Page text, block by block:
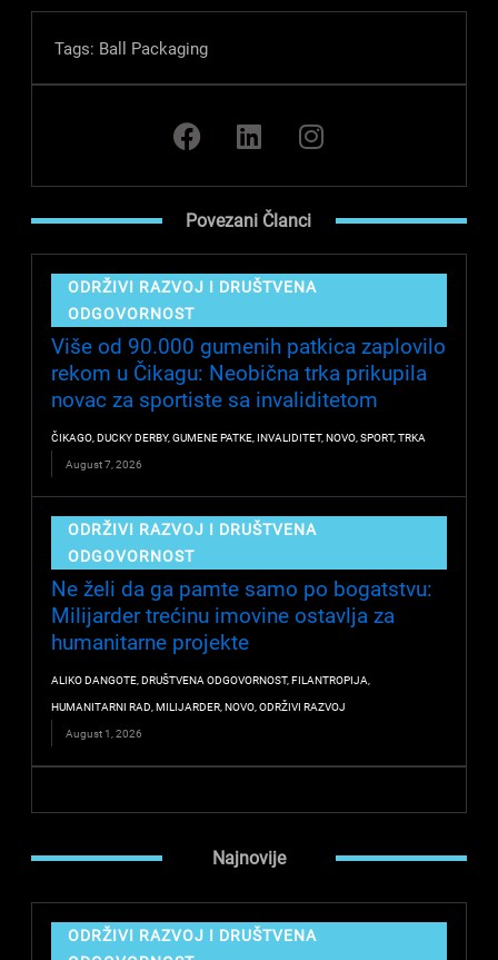
Tags: Ball Packaging
F
a
e
b
o
o
k
L
i
k
e
d
i
I
n
t
a
g
r
m
Povezani Članci
ODRŽIVI RAZVOJ I DRUŠTVENA
ODGOVORNOST
Više od 90.000 gumenih patkica zaplovilo
rekom u Čikagu: Neobična trka prikupila
novac za sportiste sa invaliditetom
ČIKAGO,DUCKY DERBY,GUMENE PATKE,INVALIDITET,NOVO,SPORT,TRKA
August 7, 2026
ODRŽIVI RAZVOJ I DRUŠTVENA
ODGOVORNOST
Ne želi da ga pamte samo po bogatstvu:
Milijarder trećinu imovine ostavlja za
humanitarne projekte
ALIKO DANGOTE,DRUŠTVENA ODGOVORNOST,FILANTROPIJA,
HUMANITARNI RAD,MILIJARDER,NOVO,ODRŽIVI RAZVOJ
August 1, 2026
Najnovije
ODRŽIVI RAZVOJ I DRUŠTVENA